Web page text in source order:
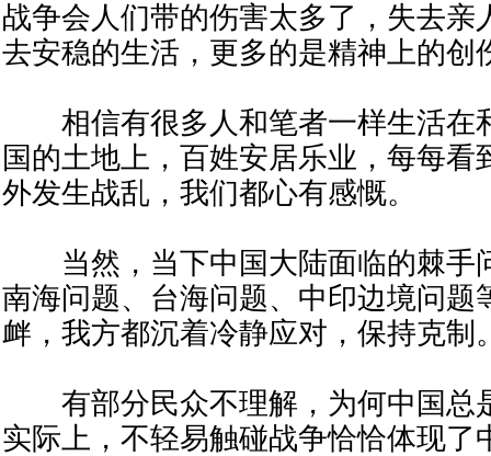
战争会人们带的伤害太多了，失去亲
去安稳的生活，更多的是精神上的创
相信有很多人和笔者一样生活在
国的土地上，百姓安居乐业，每每看
外发生战乱，我们都心有感慨。
当然，当下中国大陆面临的棘手
南海问题、台海问题、中印边境问题
衅，我方都沉着冷静应对，保持克制
有部分民众不理解，为何中国总
实际上，不轻易触碰战争恰恰体现了